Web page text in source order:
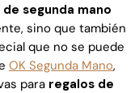
segunda mano
sino que también
que no se puede
OK Segunda Mano,
para regalos de